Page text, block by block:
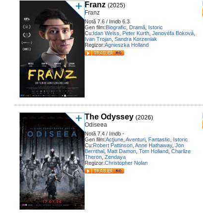
Franz (2025)
Franz
Notă 7.6 / Imdb 6.3
Gen film:Biografic Dramă Istoric
Cu:Idan Weiss Peter Kurth Jenovéfa Boková
Ivan Trojan Sandra Korzeniak
Regizor:Agnieszka Holland
The Odyssey (2026)
Odiseea
Notă 7.4 / Imdb -
Gen film:Acţiune Aventuri Fantastic
Istoric
Cu:Robert Pattinson Anne Hathaway, Jon
Bernthal Matt Damon Tom Holland Charlize
Theron Zendaya
Regizor:Christopher Nolan